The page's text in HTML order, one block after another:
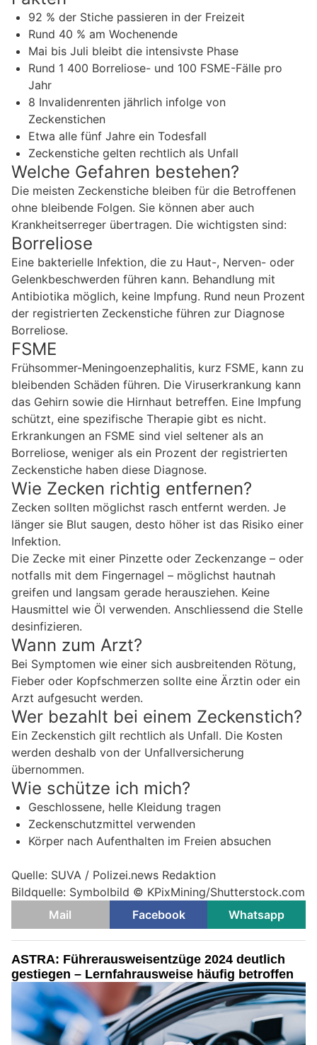
92 % der Stiche passieren in der Freizeit
Rund 40 % am Wochenende
Mai bis Juli bleibt die intensivste Phase
Rund 1 400 Borreliose- und 100 FSME-Fälle pro
Jahr
8 Invalidenrenten jährlich infolge von
Zeckenstichen
Etwa alle fünf Jahre ein Todesfall
Zeckenstiche gelten rechtlich als Unfall
Welche Gefahren bestehen?
Die meisten Zeckenstiche bleiben für die Betroffenen
ohne bleibende Folgen. Sie können aber auch
Krankheitserreger übertragen. Die wichtigsten sind:
Borreliose
Eine bakterielle Infektion, die zu Haut-, Nerven- oder
Gelenkbeschwerden führen kann. Behandlung mit
Antibiotika möglich, keine Impfung. Rund neun Prozent
der registrierten Zeckenstiche führen zur Diagnose
Borreliose.
FSME
Frühsommer-Meningoenzephalitis, kurz FSME, kann zu
bleibenden Schäden führen. Die Viruserkrankung kann
das Gehirn sowie die Hirnhaut betreffen. Eine Impfung
schützt, eine spezifische Therapie gibt es nicht.
Erkrankungen an FSME sind viel seltener als an
Borreliose, weniger als ein Prozent der registrierten
Zeckenstiche haben diese Diagnose.
Wie Zecken richtig entfernen?
Zecken sollten möglichst rasch entfernt werden. Je
länger sie Blut saugen, desto höher ist das Risiko einer
Infektion.
Die Zecke mit einer Pinzette oder Zeckenzange – oder
notfalls mit dem Fingernagel – möglichst hautnah
greifen und langsam gerade herausziehen. Keine
Hausmittel wie Öl verwenden. Anschliessend die Stelle
desinfizieren.
Wann zum Arzt?
Bei Symptomen wie einer sich ausbreitenden Rötung,
Fieber oder Kopfschmerzen sollte eine Ärztin oder ein
Arzt aufgesucht werden.
Wer bezahlt bei einem Zeckenstich?
Ein Zeckenstich gilt rechtlich als Unfall. Die Kosten
werden deshalb von der Unfallversicherung
übernommen.
Wie schütze ich mich?
Geschlossene, helle Kleidung tragen
Zeckenschutzmittel verwenden
Körper nach Aufenthalten im Freien absuchen
Quelle: SUVA / Polizei.news Redaktion
Bildquelle: Symbolbild © KPixMining/Shutterstock.com
Mail
Facebook Whatsapp
ASTRA: Führerausweisentzüge 2024 deutlich
gestiegen – Lernfahrausweise häufig betroffen